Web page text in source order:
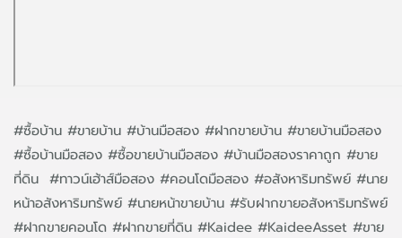
#ซื้อบ้าน #ขายบ้าน #บ้านมือสอง #ฝากขายบ้าน #ขายบ้านมือสอง
#ซื้อบ้านมือสอง #ซื้อขายบ้านมือสอง #บ้านมือสองราคาถูก #ขาย
ที่ดิน #ทาวน์เฮ้าส์มือสอง #คอนโดมือสอง #อสังหาริมทรัพย์ #นาย
หน้าอสังหาริมทรัพย์ #นายหน้าขายบ้าน #รับฝากขายอสังหาริมทรัพย์
#ฝากขายคอนโด #ฝากขายที่ดิน #Kaidee #KaideeAsset #ขาย